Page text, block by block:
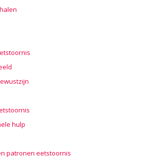
hulp
patronen eetstoornis